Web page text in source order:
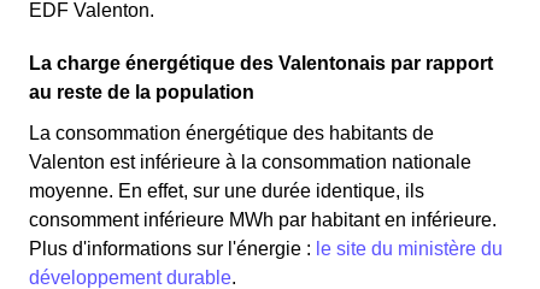
EDF Valenton.
La charge énergétique des Valentonais par rapport
au reste de la population
La consommation énergétique des habitants de
Valenton est inférieure à la consommation nationale
moyenne. En effet, sur une durée identique, ils
consomment inférieure MWh par habitant en inférieure.
Plus d'informations sur l'énergie : le site du ministère du
développement durable.